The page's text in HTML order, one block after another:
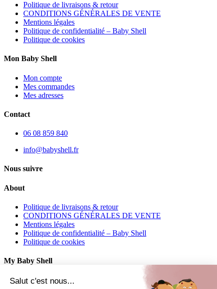
Politique de livraisons & retour
CONDITIONS GÉNÉRALES DE VENTE
Mentions légales
Politique de confidentialité – Baby Shell
Politique de cookies
Mon Baby Shell
Mon compte
Mes commandes
Mes adresses
Contact
06 08 859 840
info@babyshell.fr
Nous suivre
About
Politique de livraisons & retour
CONDITIONS GÉNÉRALES DE VENTE
Mentions légales
Politique de confidentialité – Baby Shell
Politique de cookies
My Baby Shell
Mon compte
Salut c'est nous...